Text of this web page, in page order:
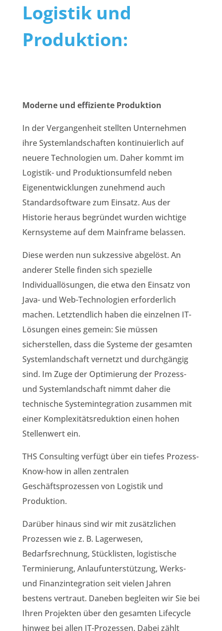
Logistik und
Produktion:
Moderne und effiziente Produktion
In der Vergangenheit stellten Unternehmen
ihre Systemlandschaften kontinuierlich auf
neuere Technologien um. Daher kommt im
Logistik- und Produktionsumfeld neben
Eigenentwicklungen zunehmend auch
Standardsoftware zum Einsatz. Aus der
Historie heraus begründet wurden wichtige
Kernsysteme auf dem Mainframe belassen.
Diese werden nun sukzessive abgelöst. An
anderer Stelle finden sich spezielle
Individuallösungen, die etwa den Einsatz von
Java- und Web-Technologien erforderlich
machen. Letztendlich haben die einzelnen IT-
Lösungen eines gemein: Sie müssen
sicherstellen, dass die Systeme der gesamten
Systemlandschaft vernetzt und durchgängig
sind. Im Zuge der Optimierung der Prozess-
und Systemlandschaft nimmt daher die
technische Systemintegration zusammen mit
einer Komplexitätsreduktion einen hohen
Stellenwert ein.
THS Consulting verfügt über ein tiefes Prozess-
Know-how in allen zentralen
Geschäftsprozessen von Logistik und
Produktion.
Darüber hinaus sind wir mit zusätzlichen
Prozessen wie z. B. Lagerwesen,
Bedarfsrechnung, Stücklisten, logistische
Terminierung, Anlaufunterstützung, Werks-
und Finanzintegration seit vielen Jahren
bestens vertraut. Daneben begleiten wir Sie bei
Ihren Projekten über den gesamten Lifecycle
hinweg bei allen IT-Prozessen. Dabei zählt